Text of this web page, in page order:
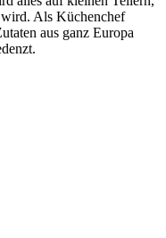
wird. Als Küchenchef
aus ganz Europa